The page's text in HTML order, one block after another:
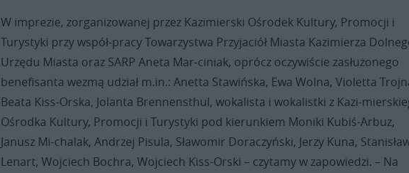
W imprezie, zorganizowanej przez Kazimierski Ośrodek Kultury, Promocji i
Turystyki przy współ-pracy Towarzystwa Przyjaciół Miasta Kazimierza
Urzędu Miasta oraz SARP Aneta Mar-ciniak, oprócz oczywiście zasłużonego
benefisanta wezmą udział m.in.: Anetta Stawińska, Ewa Wolna, Violetta
Beata Kiss-Orska, Jolanta Brennensthul, wokalista i wokalistki z Kazi-
Ośrodka Kultury, Promocji i Turystyki pod kierunkiem Moniki Kubiś-Arbuz,
Janusz Mi-chalak, Andrzej Pisula, Sławomir Doraczyński, Jerzy Kuna,
Lenart, Wojciech Bochra, Wojciech Kiss-Orski – czytamy w zapowiedzi. – Na